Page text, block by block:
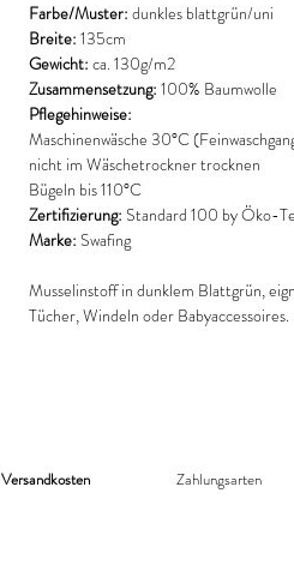
Farbe/Muster: dunkles blattgrün/uni
Breite: 135cm
Gewicht: ca. 130g/m2
Zusammensetzung: 100% Baumwolle
Pflegehinweise:
Maschinenwäsche 30°C
nicht im Wäschetrockner trocknen
Bügeln bis 110°C
Zertifizierung: Standard 100 by Öko-
Marke: Swafing
Musselinstoff in dunklem Blattgrün,
Tücher, Windeln oder Babyaccessoires.
Versandkosten Zahlungsarten